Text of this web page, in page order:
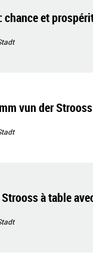
chance et
vun der Strooss
à table